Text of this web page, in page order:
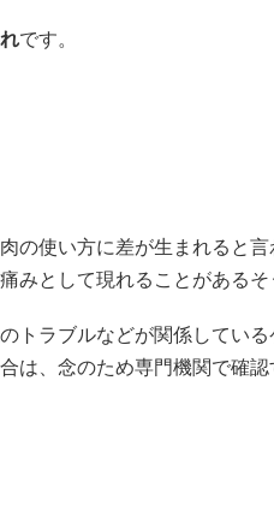
です。
の使い方に差が生まれると
みとして現れることがあるそ
トラブルなどが関係してい
は、念のため専門機関で確